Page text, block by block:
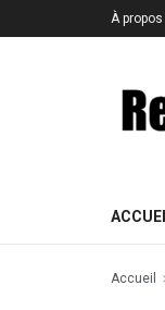
À propos
Accueil